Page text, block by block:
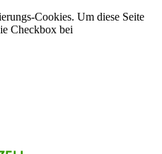
Cookies. Um diese Seite
Checkbox bei